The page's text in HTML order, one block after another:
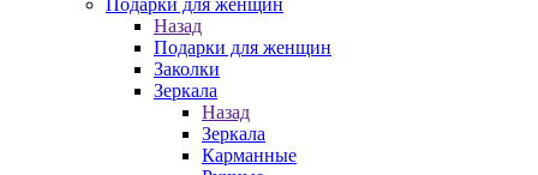
Подарки для женщин
Назад
Подарки для женщин
Заколки
Зеркала
Назад
Зеркала
Карманные